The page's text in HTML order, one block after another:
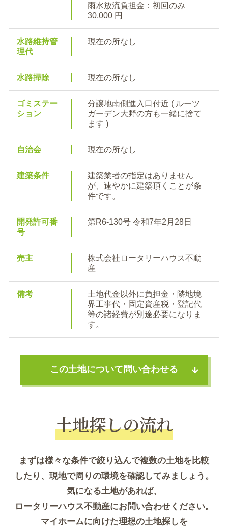
雨水放流負担金：初回のみ
30,000 円
水路維持管
理代
現在の所なし
水路掃除 現在の所なし
ゴミステー
ション
分譲地南側進入口付近 ( ルーツ
ガーデン大野の方も一緒に捨て
ます )
自治会 現在の所なし
建築条件
建築業者の指定はありません
が、速やかに建築頂くことが条
件です。
開発許可番
号
第R6-130号 令和7年2月28日
売主
株式会社ロータリーハウス不動
産
備考
土地代金以外に負担金・隣地境
界工事代・固定資産税・登記代
等の諸経費が別途必要になりま
す。
この土地について問い合わせる
土地探しの流れ
まずは様々な条件で絞り込んで複数の土地を比較
したり、現地で周りの環境を確認してみましょう。
気になる土地があれば、
ロータリーハウス不動産にお問い合わせください。
マイホームに向けた理想の土地探しを